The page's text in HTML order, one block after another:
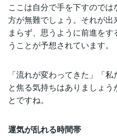
ここは自分で手を下すので
方が無難でしょう。それが
まらず、思うように前進を
うことが予想されています。
「流れが変わってきた」「
と焦る気持ちはありましょ
とですね。
運気が乱れる時間帯